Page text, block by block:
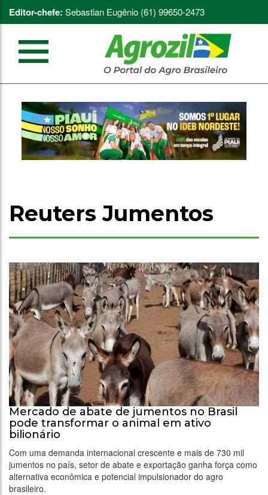
Editor-chefe: Sebastian Eugênio (61) 99650-2473
Reuters Jumentos
Mercado de abate de jumentos no Brasil
pode transformar o animal em ativo
bilionário
Com uma demanda internacional crescente e mais de 730 mil
jumentos no país, setor de abate e exportação ganha força como
alternativa econômica e potencial impulsionador do agro
brasileiro.